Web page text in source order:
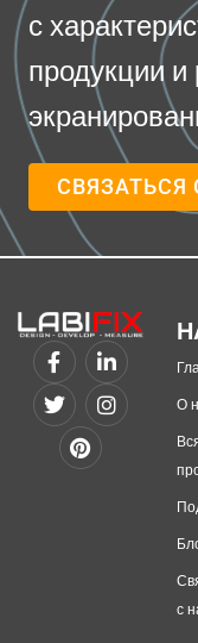
с
продукции
СВЯЗАТЬСЯ
О
с